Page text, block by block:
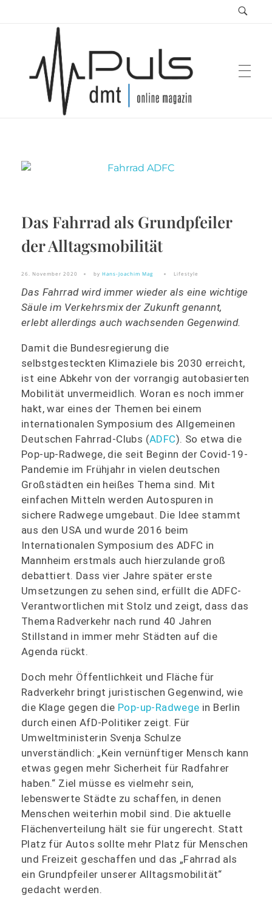
Puls Magazin
Zukunft der Mobilität
Das Fahrrad als Grundpfeiler
der Alltagsmobilität
26. November 2020 by Hans-Joachim Mag Lifestyle
Das Fahrrad wird immer wieder als eine wichtige
Säule im Verkehrsmix der Zukunft genannt,
erlebt allerdings auch wachsenden Gegenwind.
Damit die Bundesregierung die
selbstgesteckten Klimaziele bis 2030 erreicht,
ist eine Abkehr von der vorrangig autobasierten
Mobilität unvermeidlich. Woran es noch immer
hakt, war eines der Themen bei einem
internationalen Symposium des Allgemeinen
Deutschen Fahrrad-Clubs (ADFC). So etwa die
Pop-up-Radwege, die seit Beginn der Covid-19-
Pandemie im Frühjahr in vielen deutschen
Großstädten ein heißes Thema sind. Mit
einfachen Mitteln werden Autospuren in
sichere Radwege umgebaut. Die Idee stammt
aus den USA und wurde 2016 beim
Internationalen Symposium des ADFC in
Mannheim erstmals auch hierzulande groß
debattiert. Dass vier Jahre später erste
Umsetzungen zu sehen sind, erfüllt die ADFC-
Verantwortlichen mit Stolz und zeigt, dass das
Thema Radverkehr nach rund 40 Jahren
Stillstand in immer mehr Städten auf die
Agenda rückt.
Doch mehr Öffentlichkeit und Fläche für
Radverkehr bringt juristischen Gegenwind, wie
die Klage gegen die Pop-up-Radwege in Berlin
durch einen AfD-Politiker zeigt. Für
Umweltministerin Svenja Schulze
unverständlich: „Kein vernünftiger Mensch kann
etwas gegen mehr Sicherheit für Radfahrer
haben.“ Ziel müsse es vielmehr sein,
lebenswerte Städte zu schaffen, in denen
Menschen weiterhin mobil sind. Die aktuelle
Flächenverteilung hält sie für ungerecht. Statt
Platz für Autos sollte mehr Platz für Menschen
und Freizeit geschaffen und das „Fahrrad als
ein Grundpfeiler unserer Alltagsmobilität“
gedacht werden.